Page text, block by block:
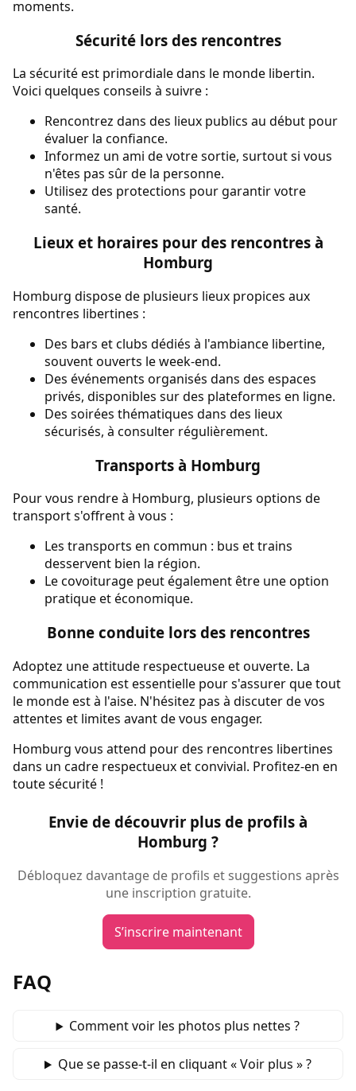
moments.
Sécurité lors des rencontres
La sécurité est primordiale dans le monde libertin.
Voici quelques conseils à suivre :
Rencontrez dans des lieux publics au début pour
évaluer la confiance.
Informez un ami de votre sortie, surtout si vous
n'êtes pas sûr de la personne.
Utilisez des protections pour garantir votre
santé.
Lieux et horaires pour des rencontres à
Homburg
Homburg dispose de plusieurs lieux propices aux
rencontres libertines :
Des bars et clubs dédiés à l'ambiance libertine,
souvent ouverts le week-end.
Des événements organisés dans des espaces
privés, disponibles sur des plateformes en ligne.
Des soirées thématiques dans des lieux
sécurisés, à consulter régulièrement.
Transports à Homburg
Pour vous rendre à Homburg, plusieurs options de
transport s'offrent à vous :
Les transports en commun : bus et trains
desservent bien la région.
Le covoiturage peut également être une option
pratique et économique.
Bonne conduite lors des rencontres
Adoptez une attitude respectueuse et ouverte. La
communication est essentielle pour s'assurer que tout
le monde est à l'aise. N'hésitez pas à discuter de vos
attentes et limites avant de vous engager.
Homburg vous attend pour des rencontres libertines
dans un cadre respectueux et convivial. Profitez-en en
toute sécurité !
Envie de découvrir plus de profils à
Homburg ?
Débloquez davantage de profils et suggestions après
une inscription gratuite.
S’inscrire maintenant
FAQ
Comment voir les photos plus nettes ?
Que se passe‑t‑il en cliquant « Voir plus » ?